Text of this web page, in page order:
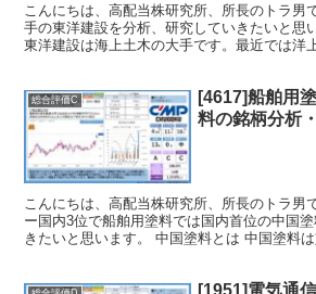
こんにちは、高配当株研究所、所長のトラ男
手の東洋建設を分析、研究していきたいと思
東洋建設は海上土木の大手です。最近では洋
総合評価C
[4617]船舶用
料の銘柄分析
こんにちは、高配当株研究所、所長のトラ男
ー国内3位で船舶用塗料では国内首位の中国
きたいと思います。 中国塗料とは 中国塗料は
[1951]電気通